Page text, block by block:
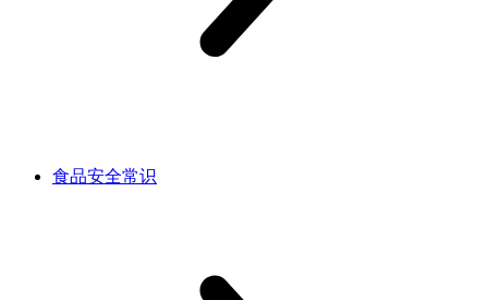
食品安全常识